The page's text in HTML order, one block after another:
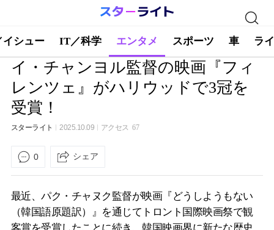
イシュー IT／科学 エンタメ スポーツ 車 ラ
イ・チャンヨル監督の映画『フィ
レンツェ』がハリウッドで3冠を
受賞！
スターライト 2025.10.09 アクセス 67
0 シェア
最近、パク・チャヌク監督が映画『どうしようもない
（韓国語原題訳）』を通じてトロント国際映画祭で観